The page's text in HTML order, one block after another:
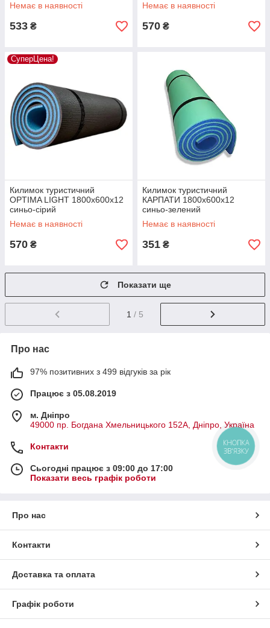
Немає в наявності
533 ₴
Немає в наявності
570 ₴
СуперЦена!
Килимок туристичний
OPTIMA LIGHT 1800х600х12
синьо-сірий
Немає в наявності
570 ₴
Килимок туристичний
КАРПАТИ 1800х600х12
синьо-зелений
Немає в наявності
351 ₴
Показати ще
1 / 5
Про нас
97% позитивних з 499 відгуків за рік
Працює з 05.08.2019
м. Дніпро
49000 пр. Богдана Хмельницького 152А, Дніпро, Україна
Контакти
Сьогодні працює з 09:00 до 17:00
Показати весь графік роботи
Про нас
Контакти
Доставка та оплата
Графік роботи
КНОПКА
ЗВ'ЯЗКУ